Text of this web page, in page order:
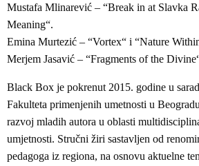
Mustafa Mlinarević – “Break in at Slavka
Meaning“.
Emina Murtezić – “Vortex“ i “Nature
Merjem Jasavić – “Fragments of the
Black Box je pokrenut 2015. godine u
Fakulteta primenjenih umetnosti u
razvoj mladih autora u oblasti
umjetnosti. Stručni žiri sastavljen od
pedagoga iz regiona, na osnovu aktuelne